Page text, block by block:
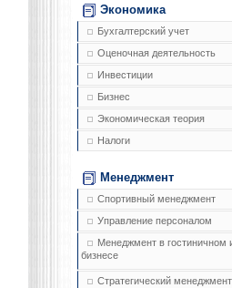
Экономика
Бухгалтерский учет
Оценочная деятельность
Инвестиции
Бизнес
Экономическая теория
Налоги
Менеджмент
Спортивный менеджмент
Управление персоналом
Менеджмент в гостиничном
бизнесе
Стратегический менеджмент